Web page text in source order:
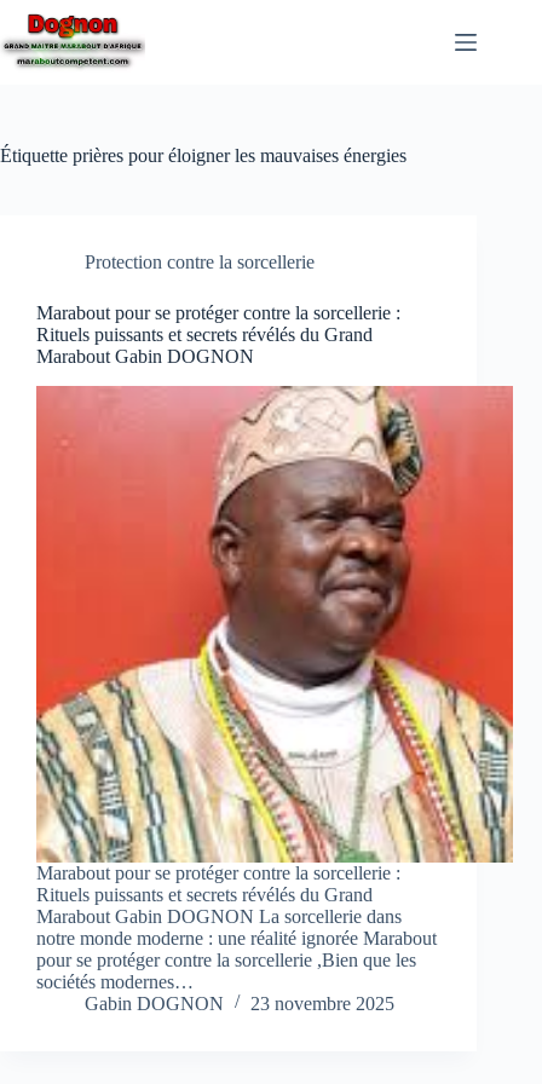
Étiquette prières pour éloigner les mauvaises énergies
Protection contre la sorcellerie
Marabout pour se protéger contre la sorcellerie :
Rituels puissants et secrets révélés du Grand
Marabout Gabin DOGNON
Marabout pour se protéger contre la sorcellerie :
Rituels puissants et secrets révélés du Grand
Marabout Gabin DOGNON La sorcellerie dans
notre monde moderne : une réalité ignorée Marabout
pour se protéger contre la sorcellerie ,Bien que les
sociétés modernes…
Gabin DOGNON
23 novembre 2025